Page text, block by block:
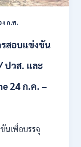
ง ก.พ.
สอบแข่งขัน
ปวส. และ
24 ก.ค. –
นเพื่อบรรจุ